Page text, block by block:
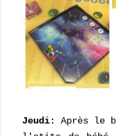
Jeudi: Après le